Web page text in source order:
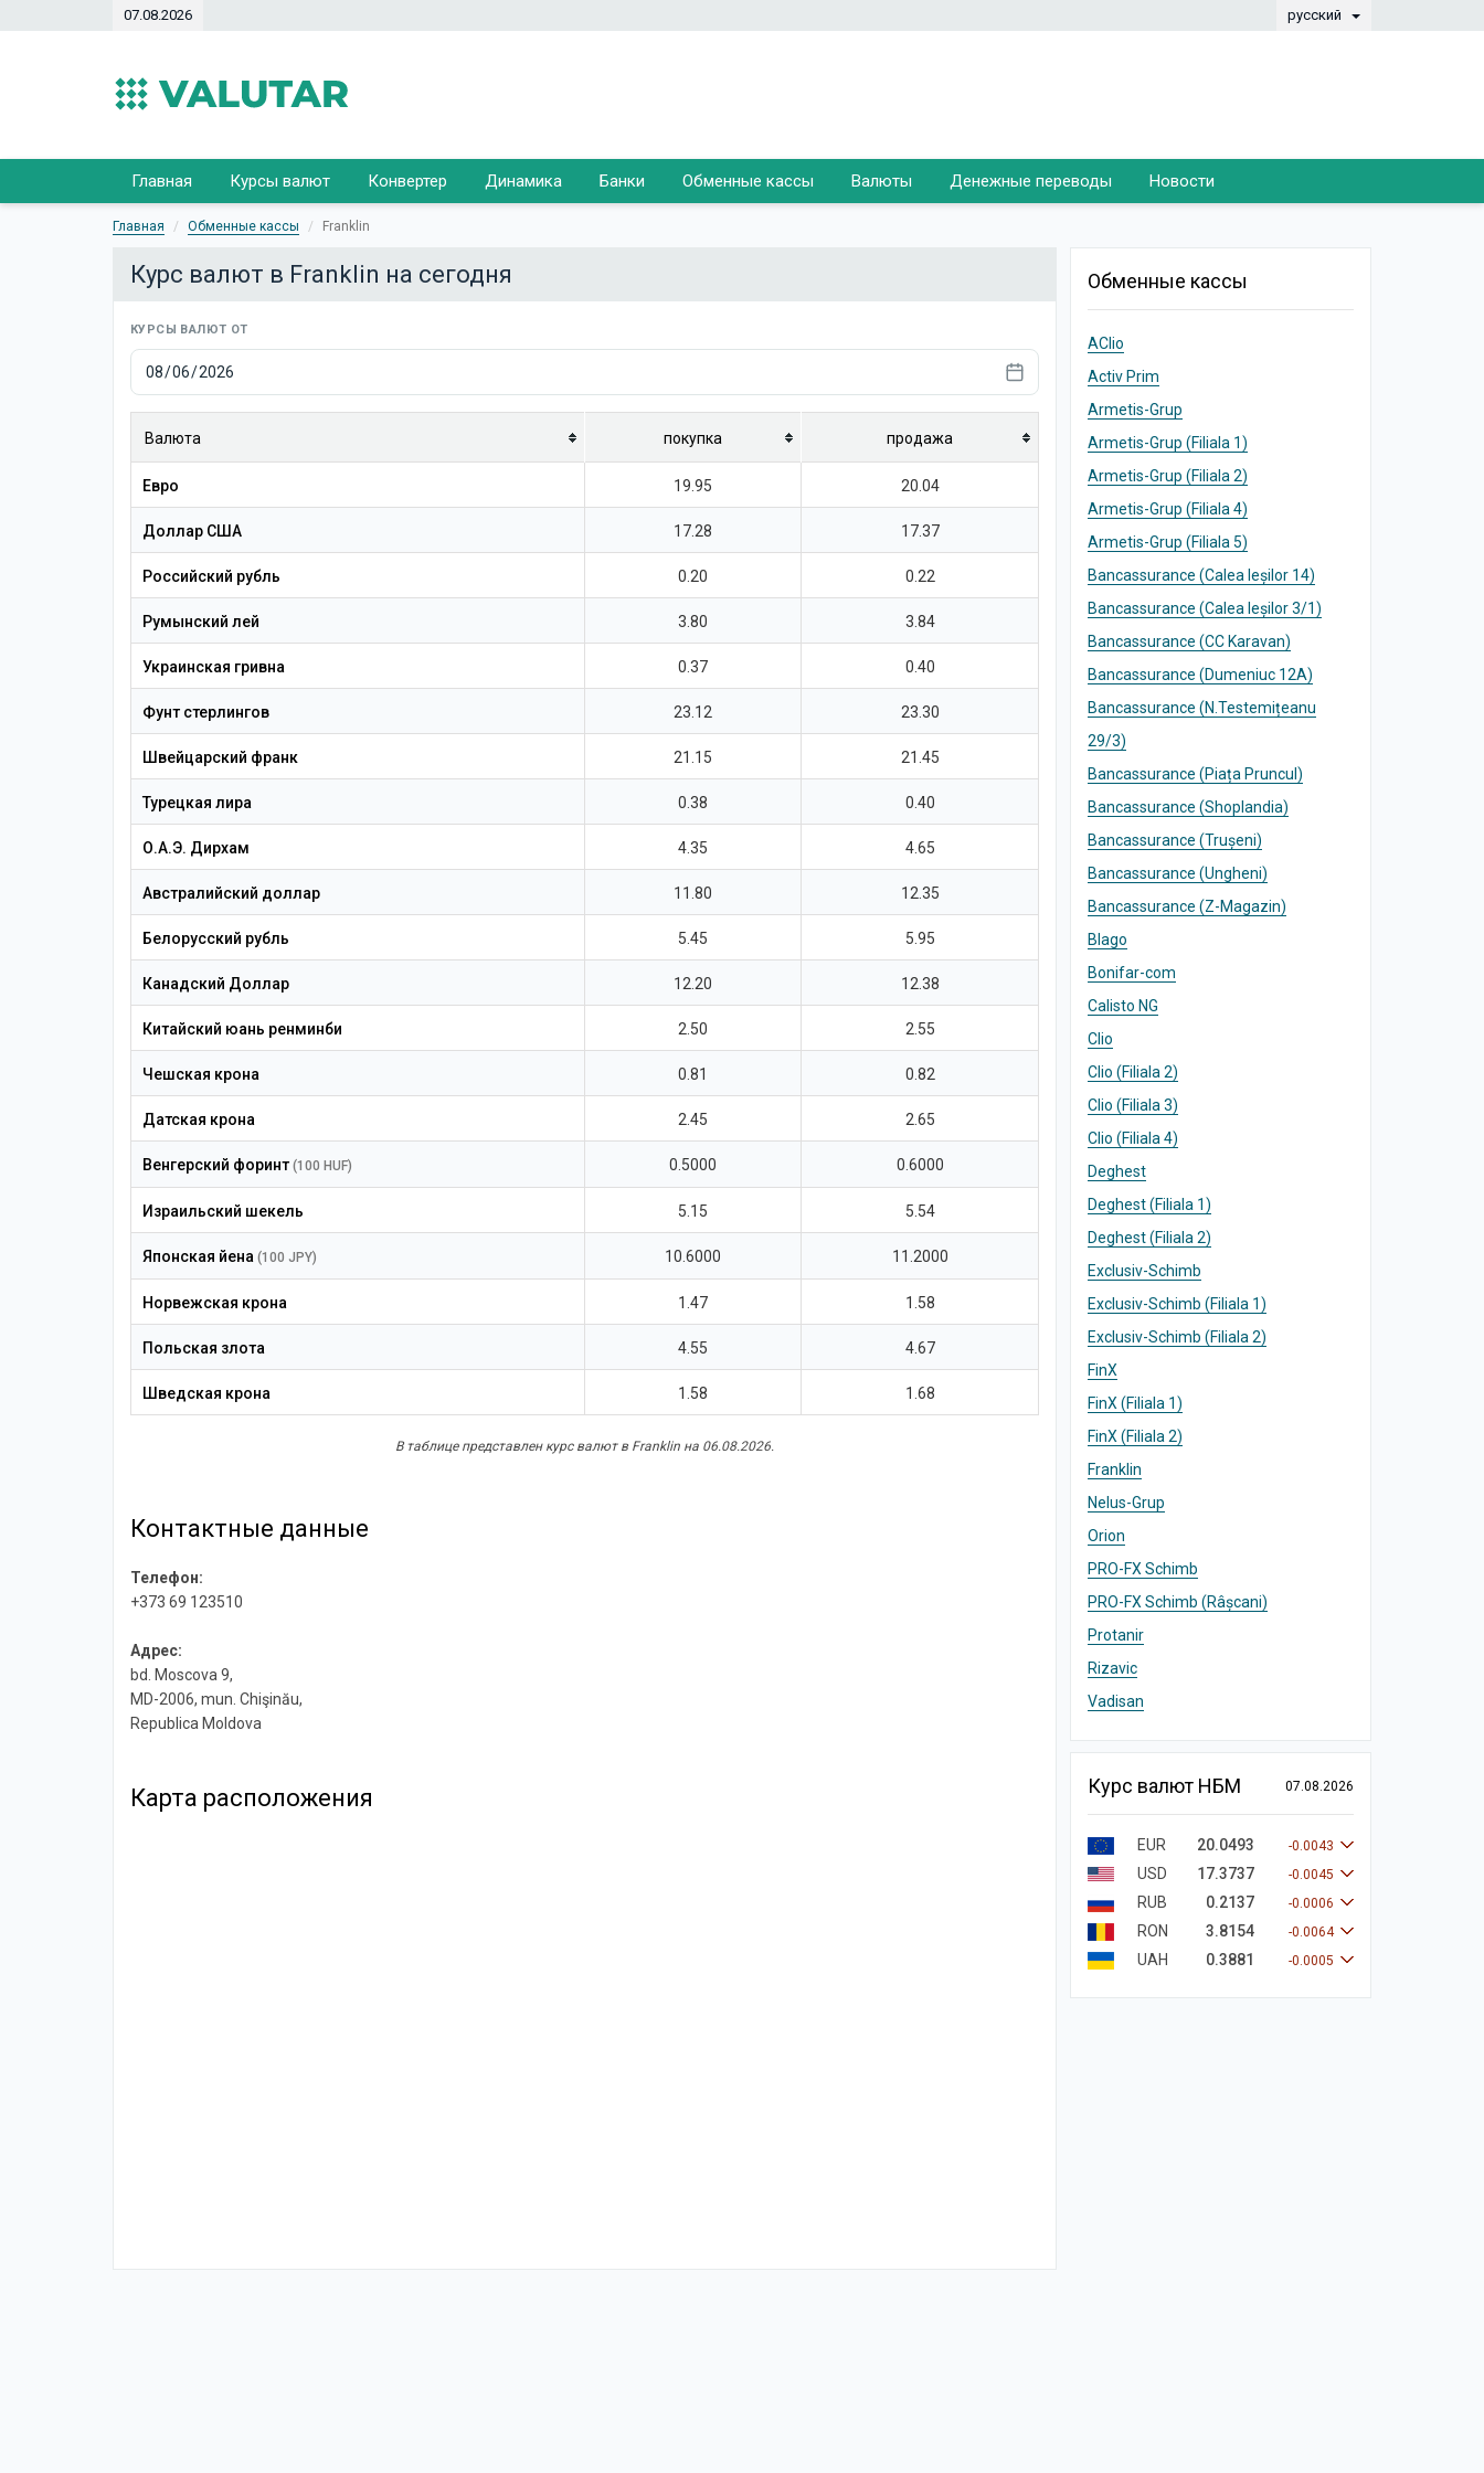
07.08.2026 русский
Главная Курсы валют Конвертер Динамика Банки Обменные кассы Валюты Денежные переводы Новости
Главная Обменные кассы Franklin
Курс валют в Franklin на сегодня
КУРСЫ ВАЛЮТ ОТ
Валюта покупка продажа
Евро 19.95 20.04
Доллар США 17.28 17.37
Российский рубль 0.20 0.22
Румынский лей 3.80 3.84
Украинская гривна 0.37 0.40
Фунт стерлингов 23.12 23.30
Швейцарский франк 21.15 21.45
Турецкая лира 0.38 0.40
О.А.Э. Дирхам 4.35 4.65
Австралийский доллар 11.80 12.35
Белорусский рубль 5.45 5.95
Канадский Доллар 12.20 12.38
Китайский юань ренминби 2.50 2.55
Чешская крона 0.81 0.82
Датская крона 2.45 2.65
Венгерский форинт (100 HUF) 0.5000 0.6000
Израильский шекель 5.15 5.54
Японская йена (100 JPY) 10.6000 11.2000
Норвежская крона 1.47 1.58
Польская злота 4.55 4.67
Шведская крона 1.58 1.68
В таблице представлен курс валют в Franklin на 06.08.2026.
Контактные данные
Телефон:
+373 69 123510
Адрес:
bd. Moscova 9,
MD-2006, mun. Chişinău,
Republica Moldova
Карта расположения
Обменные кассы
AClio
Activ Prim
Armetis-Grup
Armetis-Grup (Filiala 1)
Armetis-Grup (Filiala 2)
Armetis-Grup (Filiala 4)
Armetis-Grup (Filiala 5)
Bancassurance (Calea Ieșilor 14)
Bancassurance (Calea Ieșilor 3/1)
Bancassurance (CC Karavan)
Bancassurance (Dumeniuc 12A)
Bancassurance (N.Testemițeanu
29/3)
Bancassurance (Piața Pruncul)
Bancassurance (Shoplandia)
Bancassurance (Trușeni)
Bancassurance (Ungheni)
Bancassurance (Z-Magazin)
Blago
Bonifar-com
Calisto NG
Clio
Clio (Filiala 2)
Clio (Filiala 3)
Clio (Filiala 4)
Deghest
Deghest (Filiala 1)
Deghest (Filiala 2)
Exclusiv-Schimb
Exclusiv-Schimb (Filiala 1)
Exclusiv-Schimb (Filiala 2)
FinX
FinX (Filiala 1)
FinX (Filiala 2)
Franklin
Nelus-Grup
Orion
PRO-FX Schimb
PRO-FX Schimb (Râșcani)
Protanir
Rizavic
Vadisan
Курс валют НБМ 07.08.2026
EUR 20.0493 -0.0043
USD 17.3737 -0.0045
RUB 0.2137 -0.0006
RON 3.8154 -0.0064
UAH 0.3881 -0.0005